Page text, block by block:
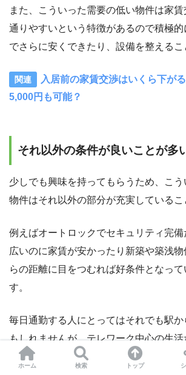
また、こういった需要の低い物件は家
通りやすいという特徴があるので積極的
でさらに安くできたり、設備を整えるこ
入居前の家賃交渉はいくら下が
5,000円も可能？
それ以外の条件が良いことが多
少しでも興味を持ってもらうため、こ
物件はそれ以外の部分が充実しているこ
例えばオートロックでセキュリティ完
広いのに家賃が安かったり新築や築浅
らの距離に目をつむれば好条件となっ
す。
毎日通勤する人にとってはそれでも駅
もしれませんが、テレワーク中心の生
ンス、学生にとってはあまり問題にな
ホーム 検索 トップ